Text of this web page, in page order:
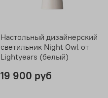
Настольный дизайнерский
светильник Night Owl от
Lightyears (белый)
19 900 руб